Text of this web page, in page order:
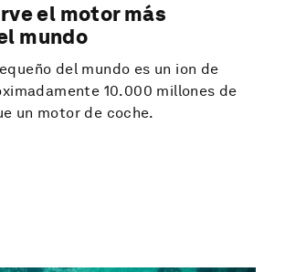
el motor más
mundo
del mundo es un ion de
10.000 millones de
un motor de coche.